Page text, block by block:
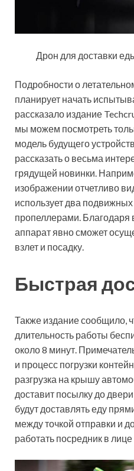
Дрон для доставки
Подробности о
планирует начать
рассказало издание
мы можем посмотреть
модель будущего
рассказать о весьма
грядущей новинки.
изображении отчетливо
использует два
пропеллерами.
аппарат явно сможет
взлет и посадку.
Быстрая
Также издание сообщило,
длительность работы
около 8 минут.
и процесс погрузки
разгрузка на крышу
доставит посылку до
будут доставлять еду
между точкой отправки и
работать посредник в лице